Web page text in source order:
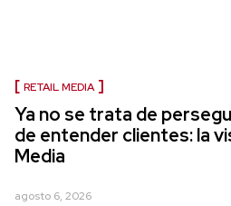
RETAIL MEDIA
Ya no se trata de
de entender clientes: la
Media
agosto 6, 2026